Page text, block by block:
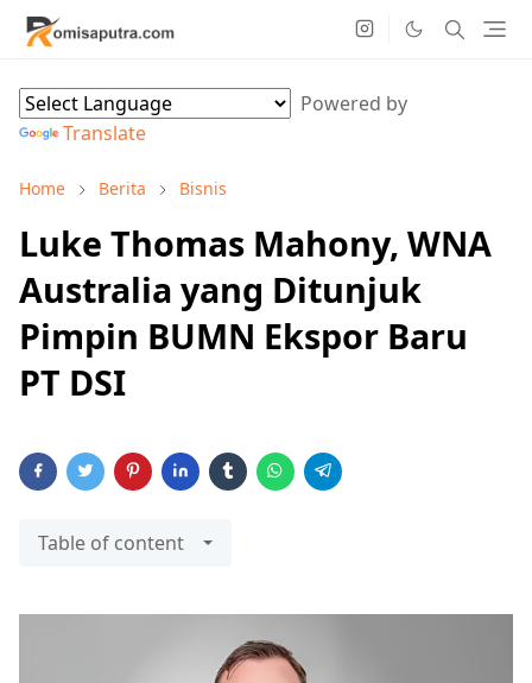
Powered by
Translate
Home Berita Bisnis
Luke Thomas Mahony, WNA
Australia yang Ditunjuk
Pimpin BUMN Ekspor Baru
PT DSI
Table of content